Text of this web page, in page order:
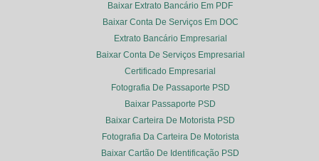
Baixar Extrato Bancário Em PDF
Baixar Conta De Serviços Em DOC
Extrato Bancário Empresarial
Baixar Conta De Serviços Empresarial
Certificado Empresarial
Fotografia De Passaporte PSD
Baixar Passaporte PSD
Baixar Carteira De Motorista PSD
Fotografia Da Carteira De Motorista
Baixar Cartão De Identificação PSD